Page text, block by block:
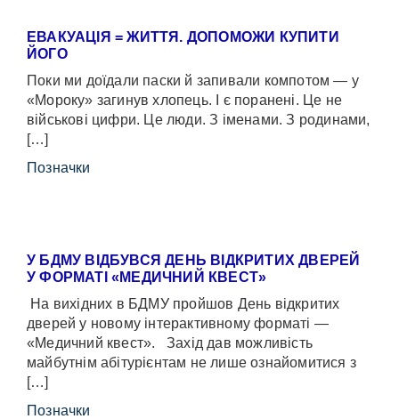
ЕВАКУАЦІЯ = ЖИТТЯ. ДОПОМОЖИ КУПИТИ
ЙОГО
Поки ми доїдали паски й запивали компотом — у
«Мороку» загинув хлопець. І є поранені. Це не
військові цифри. Це люди. З іменами. З родинами,
[…]
Позначки
У БДМУ ВІДБУВСЯ ДЕНЬ ВІДКРИТИХ ДВЕРЕЙ
У ФОРМАТІ «МЕДИЧНИЙ КВЕСТ»
На вихідних в БДМУ пройшов День відкритих
дверей у новому інтерактивному форматі —
«Медичний квест». Захід дав можливість
майбутнім абітурієнтам не лише ознайомитися з
[…]
Позначки